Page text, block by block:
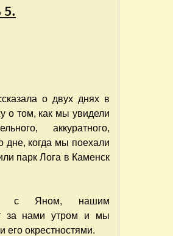
о двух днях в
о том, как мы увидели
аккуратного,
дне, когда мы поехали
парк Лога в Каменск
с Яном, нашим
за нами утром и мы
его окрестностями.